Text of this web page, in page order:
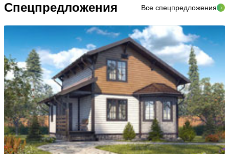
Спецпредложения Все спецпредложения